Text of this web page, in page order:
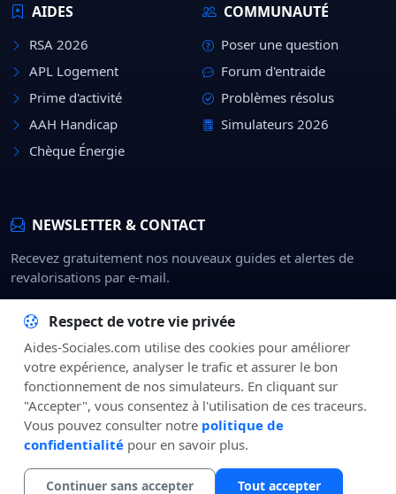
AIDES
RSA 2026
APL Logement
Prime d'activité
AAH Handicap
Chèque Énergie
COMMUNAUTÉ
Poser une question
Forum d'entraide
Problèmes résolus
Simulateurs 2026
NEWSLETTER & CONTACT
Recevez gratuitement nos nouveaux guides et alertes de
revalorisations par e-mail.
À Propos CGUConfidentialitéMentions LégalesContact
© 2026Aides-Sociales.com— Média indépendant d'information sur
les droits sociaux.
SSL 256-bit Conforme RGPD
Respect de votre vie privée
Aides-Sociales.com utilise des cookies pour améliorer
votre expérience, analyser le trafic et assurer le bon
fonctionnement de nos simulateurs. En cliquant sur
"Accepter", vous consentez à l'utilisation de ces traceurs.
Vous pouvez consulter notre politique de
confidentialité pour en savoir plus.
Continuer sans accepter Tout accepter